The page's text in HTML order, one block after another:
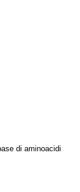
di aminoacidi